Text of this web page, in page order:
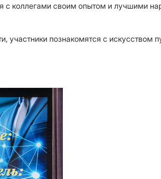
с коллегами своим опытом и лучшими
участники познакомятся с искусством